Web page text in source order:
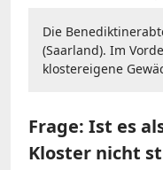
Die
(Saarland). Im
klostereigene
Frage: Ist es
Kloster nicht